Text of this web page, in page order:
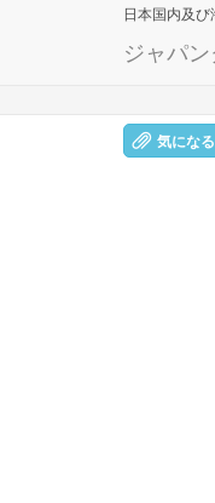
日本国内及び
ジャパ
気になる